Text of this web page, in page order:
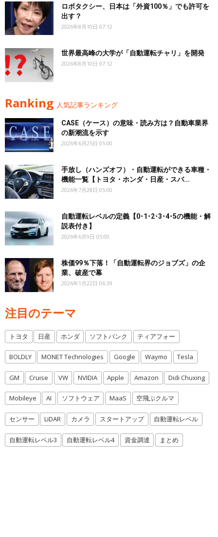
ロボタクシー、日本は「外資100％」でも許可を
出す？
2026年8月10日 07:12
世界最高峰の大学が「自動運転チャリ」を開発
2026年8月10日 07:12
Ranking 人気記事ランキング
CASE（ケース）の意味・読み方は？自動車業界
の新潮流を示す
2026年6月25日 05:00
手放し（ハンズオフ）・自動運転ができる車種・
機能一覧【トヨタ・ホンダ・日産・スバ...
2026年7月28日 05:00
自動運転レベルの定義【0･1･2･3･4･5の機能・解
説表付き】
2026年6月9日 05:00
株価99％下落！「自動運転界のジョブズ」の企
業、破産で幕
2026年1月22日 06:39
注目のテーマ
トヨタ 日産 ホンダ ソフトバンク ティアフォー
BOLDLY MONET Technologies Google Waymo Tesla
GM Cruise VW NVIDIA Apple Amazon Didi Chuxing
Mobileye AI ソフトウェア MaaS 空飛ぶクルマ
センサー LiDAR カメラ スタートアップ 自動運転レベル
自動運転レベル3 自動運転レベル4 資金調達 まとめ